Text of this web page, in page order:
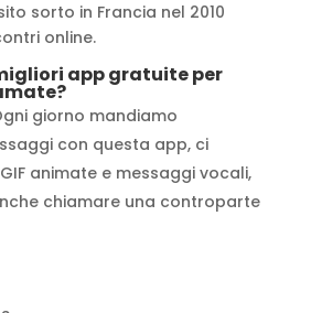
sorto in Francia nel 2010
online.
app gratuite per
giorno mandiamo
con questa app, ci
animate e messaggi vocali,
chiamare una controparte